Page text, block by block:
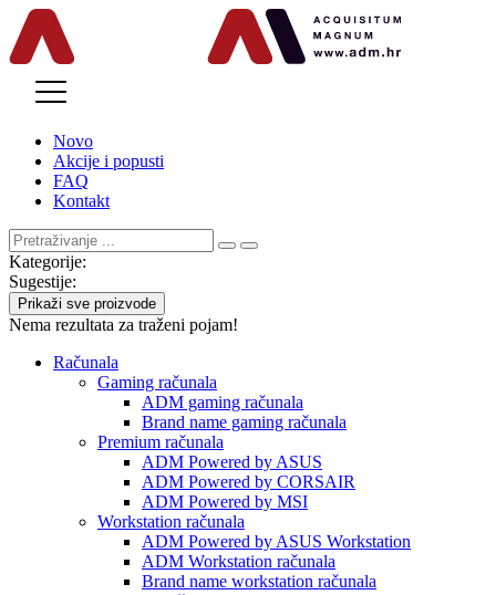
Novo
Akcije i popusti
FAQ
Kontakt
Kategorije:
Sugestije:
Prikaži sve proizvode
Nema rezultata za traženi pojam!
Računala
Gaming računala
ADM gaming računala
Brand name gaming računala
Premium računala
ADM Powered by ASUS
ADM Powered by CORSAIR
ADM Powered by MSI
Workstation računala
ADM Powered by ASUS Workstation
ADM Workstation računala
Brand name workstation računala